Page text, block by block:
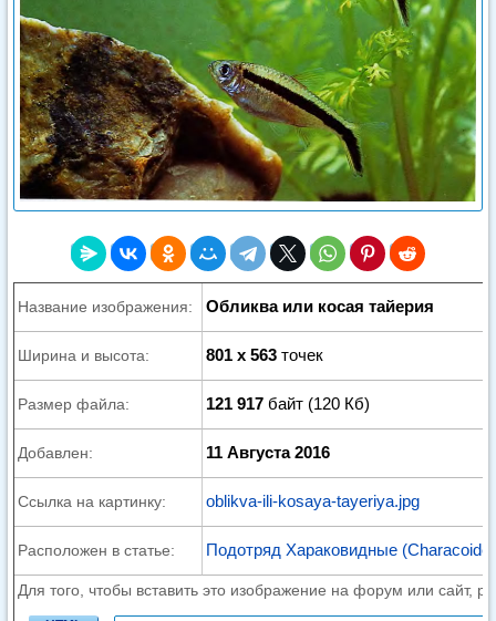
Название изображения: Обликва или косая тайерия
Ширина и высота: 801 x 563 точек
Размер файла: 121 917 байт (120 Кб)
Добавлен: 11 Августа 2016
Ссылка на картинку: oblikva-ili-kosaya-tayeriya.jpg
Расположен в статье: Подотряд Хараковидные
Для того, чтобы вставить это изображение на форум или сайт,